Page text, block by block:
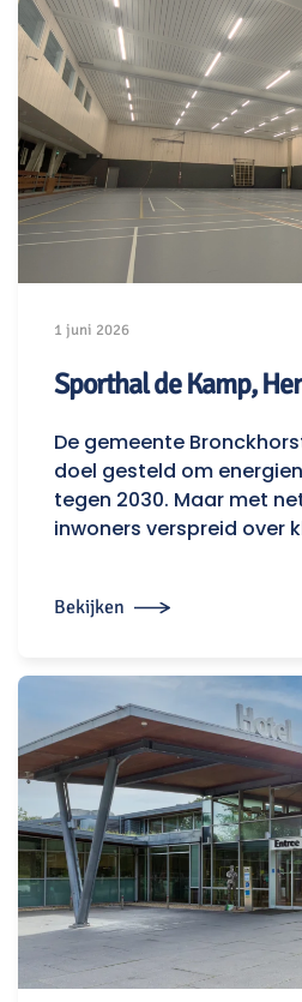
1 juni 2026
Sporthal de Kamp,
De gemeente
doel gesteld om
tegen 2030. Maar met
inwoners verspreid over
Bekijken